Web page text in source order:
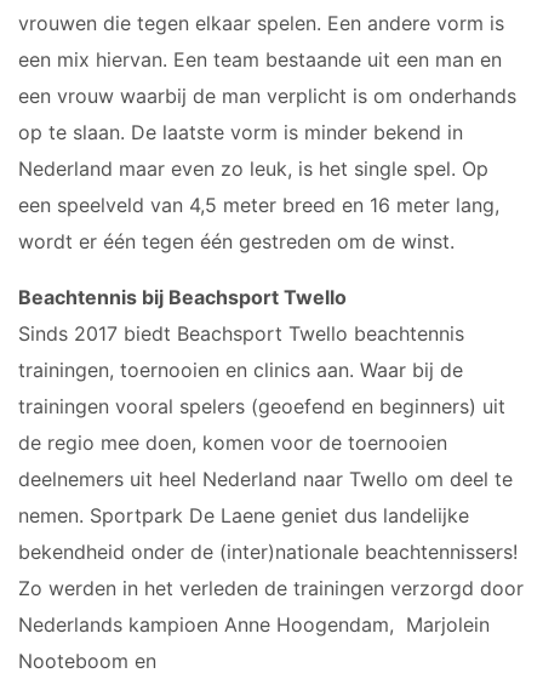
vrouwen die tegen elkaar spelen. Een andere vorm is
een mix hiervan. Een team bestaande uit een man en
een vrouw waarbij de man verplicht is om onderhands
op te slaan. De laatste vorm is minder bekend in
Nederland maar even zo leuk, is het single spel. Op
een speelveld van 4,5 meter breed en 16 meter lang,
wordt er één tegen één gestreden om de winst.
Beachtennis bij Beachsport Twello
Sinds 2017 biedt Beachsport Twello beachtennis
trainingen, toernooien en clinics aan. Waar bij de
trainingen vooral spelers (geoefend en beginners) uit
de regio mee doen, komen voor de toernooien
deelnemers uit heel Nederland naar Twello om deel te
nemen. Sportpark De Laene geniet dus landelijke
bekendheid onder de (inter)nationale beachtennissers!
Zo werden in het verleden de trainingen verzorgd door
Nederlands kampioen Anne Hoogendam, Marjolein
Nooteboom en